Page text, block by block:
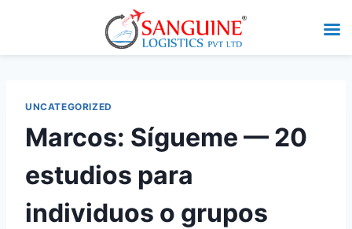
UNCATEGORIZED
Marcos: Sígueme — 20
estudios para
individuos o grupos